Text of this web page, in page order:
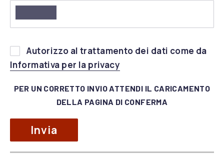
prega
di
vuoto
campo.
Autorizzo al trattamento dei dati come da
Informativa per la privacy
PER UN CORRETTO INVIO ATTENDI IL CARICAMENTO
DELLA PAGINA DI CONFERMA